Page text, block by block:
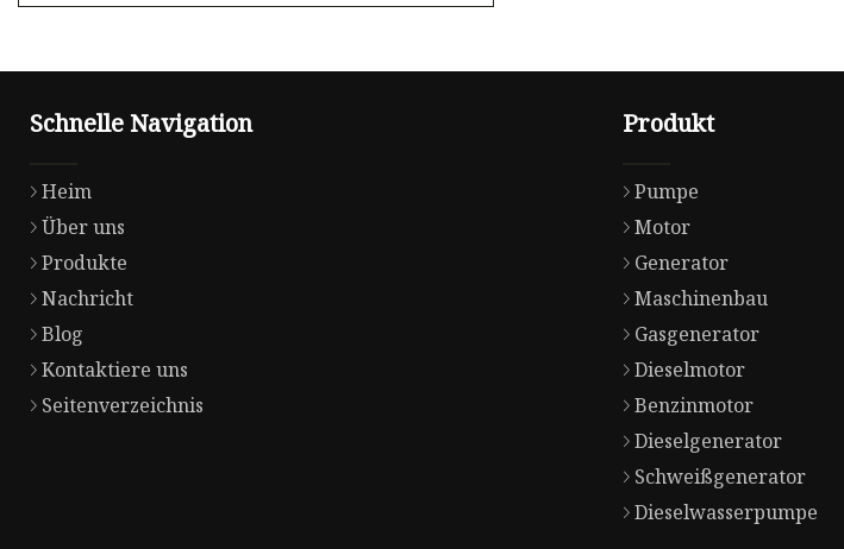
Schnelle Navigation
Heim
Über uns
Produkte
Nachricht
Blog
Kontaktiere uns
Seitenverzeichnis
Produkt
Pumpe
Motor
Generator
Maschinenbau
Gasgenerator
Dieselmotor
Benzinmotor
Dieselgenerator
Schweißgenerator
Dieselwasserpumpe